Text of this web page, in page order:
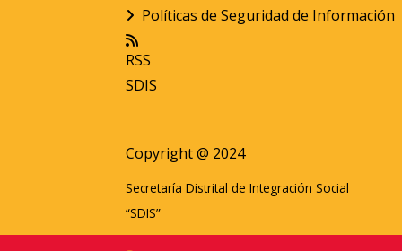
Políticas de Seguridad de Información
RSS
SDIS
Copyright @ 2024
Secretaría Distrital de Integración Social
“SDIS”